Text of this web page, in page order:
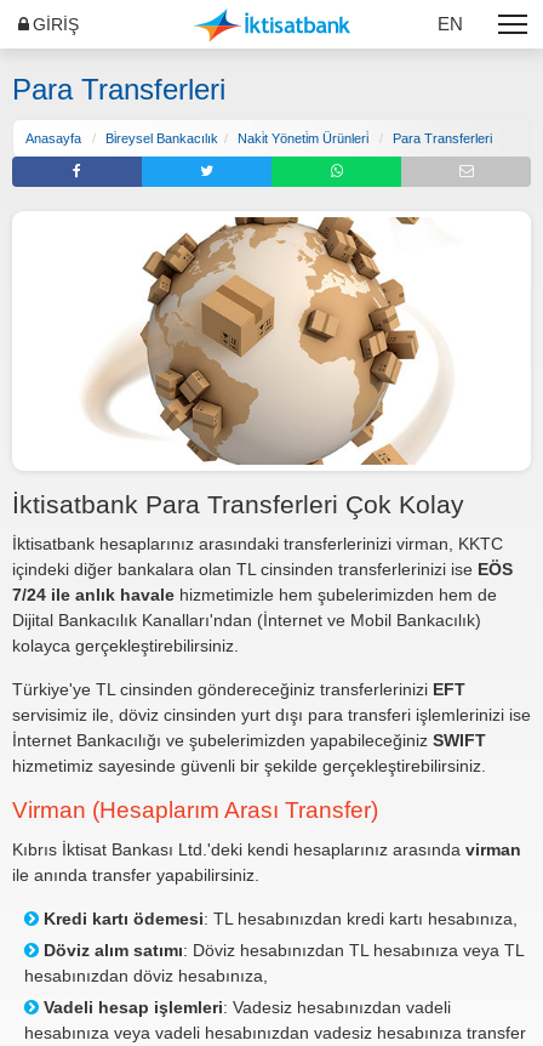
GİRİŞ EN
Para Transferleri
Anasayfa Bi̇reysel Bankacılık Naki̇t Yöneti̇m Ürünleri̇ Para Transferleri
İktisatbank Para Transferleri Çok Kolay
İktisatbank hesaplarınız arasındaki transferlerinizi virman, KKTC
içindeki diğer bankalara olan TL cinsinden transferlerinizi ise EÖS
7/24 ile anlık havale hizmetimizle hem şubelerimizden hem de
Dijital Bankacılık Kanalları'ndan (İnternet ve Mobil Bankacılık)
kolayca gerçekleştirebilirsiniz.
Türkiye'ye TL cinsinden göndereceğiniz transferlerinizi EFT
servisimiz ile, döviz cinsinden yurt dışı para transferi işlemlerinizi ise
İnternet Bankacılığı ve şubelerimizden yapabileceğiniz SWIFT
hizmetimiz sayesinde güvenli bir şekilde gerçekleştirebilirsiniz.
Virman (Hesaplarım Arası Transfer)
Kıbrıs İktisat Bankası Ltd.'deki kendi hesaplarınız arasında virman
ile anında transfer yapabilirsiniz.
Kredi kartı ödemesi: TL hesabınızdan kredi kartı hesabınıza,
Döviz alım satımı: Döviz hesabınızdan TL hesabınıza veya TL
hesabınızdan döviz hesabınıza,
Vadeli hesap işlemleri: Vadesiz hesabınızdan vadeli
hesabınıza veya vadeli hesabınızdan vadesiz hesabınıza transfer